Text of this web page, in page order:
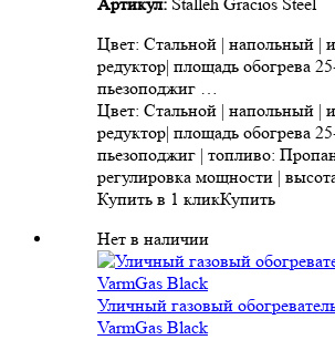
Артикул: Stalleh Gracios Steel
Цвет: Стальной | напольный |
редуктор| площадь обогрева
пьезоподжиг …
Цвет: Стальной | напольный |
редуктор| площадь обогрева
пьезоподжиг | топливо:
регулировка мощности |
Купить в 1 кликКупить
Нет в наличии
Уличный газовый
VarmGas Black